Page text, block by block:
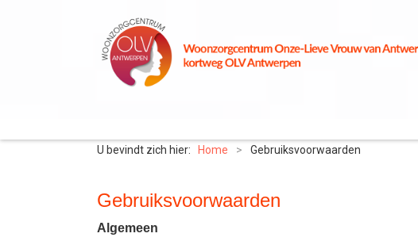
U bevindt zich hier: Home > Gebruiksvoorwaarden
Gebruiksvoorwaarden
Algemeen